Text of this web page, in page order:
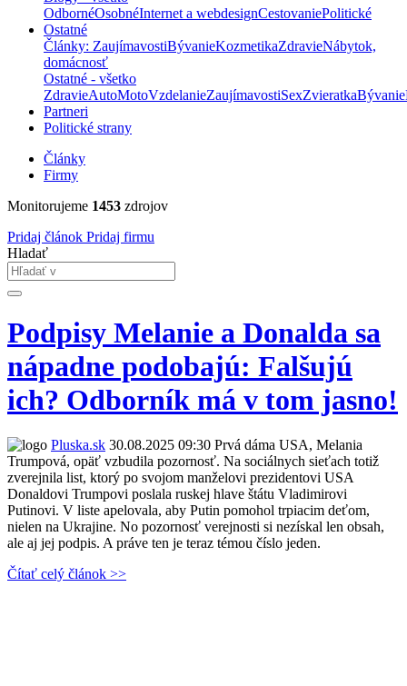
OdbornéOsobnéInternet a webdesignCestovaniePolitické
Ostatné
Články: ZaujímavostiBývanieKozmetikaZdravieNábytok,
domácnosť
Ostatné - všetko
ZdravieAutoMotoVzdelanieZaujímavostiSexZvieratkaBývanie
Partneri
Politické strany
Články
Firmy
Monitorujeme 1453 zdrojov
Pridaj článok Pridaj firmu
Hladať
Podpisy Melanie a Donalda sa
nápadne podobajú: Falšujú
ich? Odborník má v tom jasno!
Pluska.sk 30.08.2025 09:30 Prvá dáma USA, Melania
Trumpová, opäť vzbudila pozornosť. Na sociálnych sieťach totiž
zverejnila list, ktorý po svojom manželovi prezidentovi USA
Donaldovi Trumpovi poslala ruskej hlave štátu Vladimirovi
Putinovi. V liste apelovala, aby Putin pomohol trpiacim deťom,
nielen na Ukrajine. No pozornosť verejnosti si nezískal len obsah,
ale aj jej podpis. A práve ten je teraz témou číslo jeden.
Čítať celý článok >>